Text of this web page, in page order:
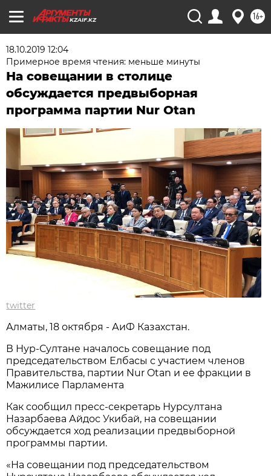
KZAIF.KZ 16+
18.10.2019 12:04
Примерное время чтения: меньше минуты
На совещании в столице
обсуждается предвыборная
программа партии Nur Otan
twitter
Алматы, 18 октября - АиФ Казахстан.
В Нур-Султане началось совещание под
председательством Елбасы с участием членов
Правительства, партии Nur Otan и ее фракции в
Мажилисе Парламента
Как сообщил пресс-секретарь Нурсултана
Назарбаева Айдос Укибай, на совещании
обсуждается ход реализации предвыборной
программы партии.
«На совещании под председательством